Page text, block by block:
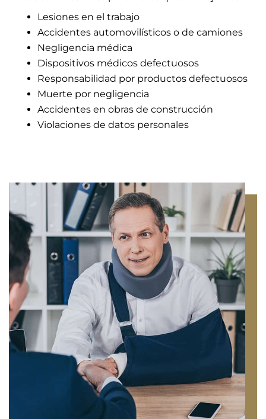
Lesiones en el trabajo
Accidentes automovilísticos o de camiones
Negligencia médica
Dispositivos médicos defectuosos
Responsabilidad por productos defectuosos
Muerte por negligencia
Accidentes en obras de construcción
Violaciones de datos personales